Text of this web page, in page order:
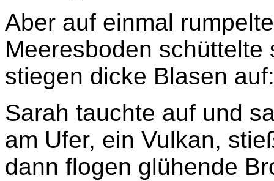
Aber auf einmal
Meeresboden
stiegen dicke Blasen
Sarah tauchte auf und
am Ufer, ein Vulkan,
dann flogen glühende